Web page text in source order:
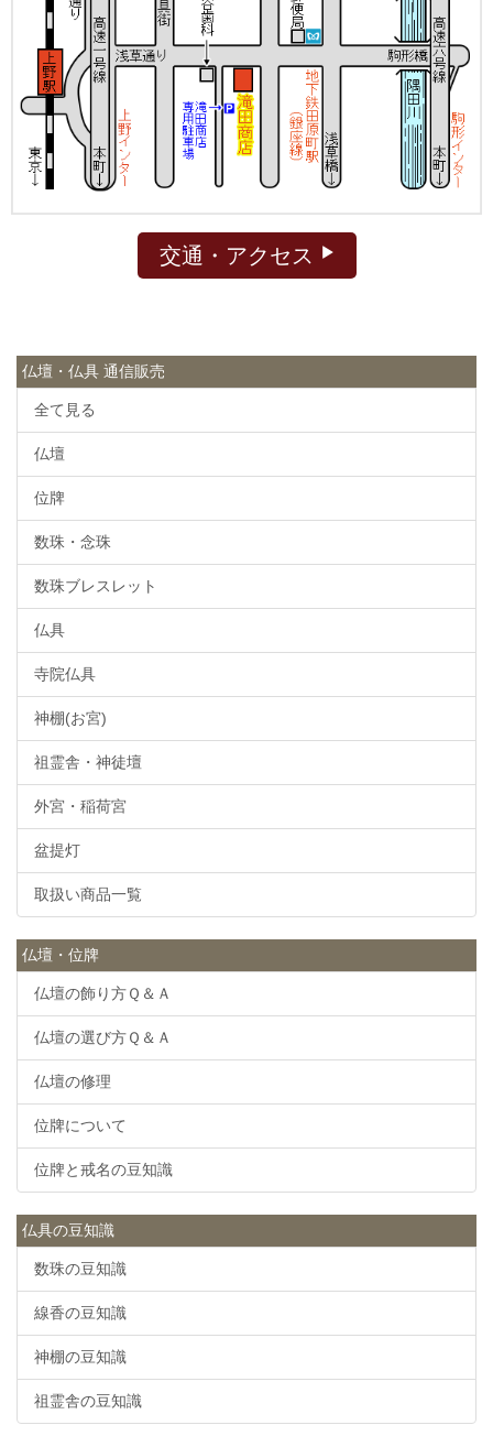
交通・アクセス
仏壇・仏具 通信販売
全て見る
仏壇
位牌
数珠・念珠
数珠ブレスレット
仏具
寺院仏具
神棚(お宮)
祖霊舎・神徒壇
外宮・稲荷宮
盆提灯
取扱い商品一覧
仏壇・位牌
仏壇の飾り方Ｑ＆Ａ
仏壇の選び方Ｑ＆Ａ
仏壇の修理
位牌について
位牌と戒名の豆知識
仏具の豆知識
数珠の豆知識
線香の豆知識
神棚の豆知識
祖霊舎の豆知識